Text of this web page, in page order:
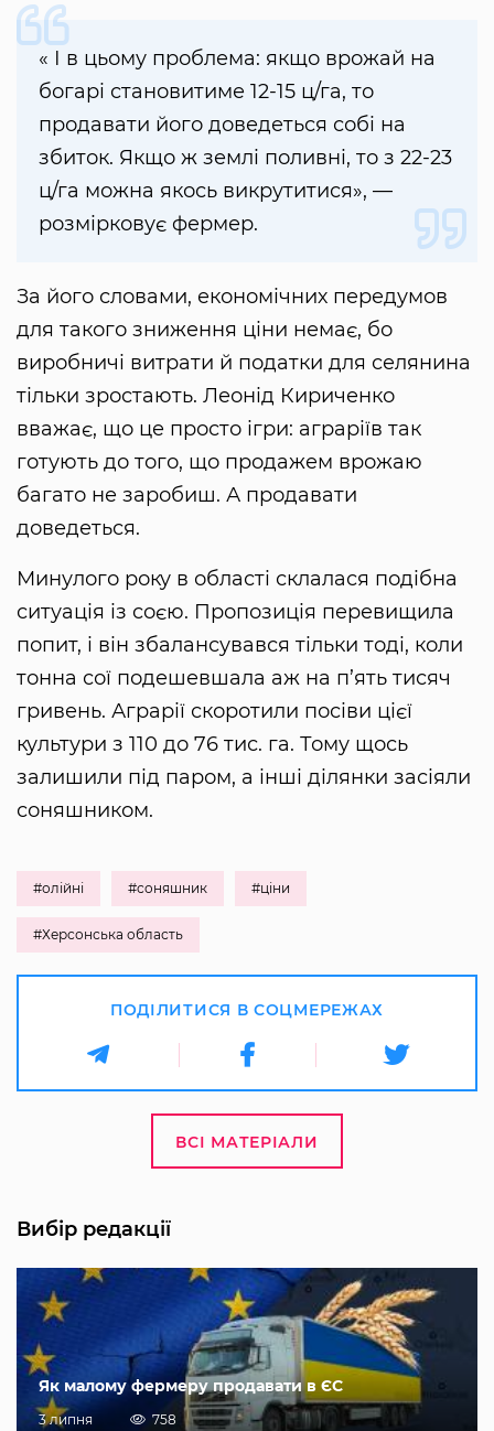
« І в цьому проблема: якщо врожай на
богарі становитиме 12-15 ц/га, то
продавати його доведеться собі на
збиток. Якщо ж землі поливні, то з 22-23
ц/га можна якось викрутитися», —
розмірковує фермер.
За його словами, економічних передумов
для такого зниження ціни немає, бо
виробничі витрати й податки для селянина
тільки зростають. Леонід Кириченко
вважає, що це просто ігри: аграріїв так
готують до того, що продажем врожаю
багато не заробиш. А продавати
доведеться.
Минулого року в області склалася подібна
ситуація із соєю. Пропозиція перевищила
попит, і він збалансувався тільки тоді, коли
тонна сої подешевшала аж на п’ять тисяч
гривень. Аграрії скоротили посіви цієї
культури з 110 до 76 тис. га. Тому щось
залишили під паром, а інші ділянки засіяли
соняшником.
#олійні #соняшник #ціни
#Херсонська область
ПОДІЛИТИСЯ В СОЦМЕРЕЖАХ
ВСІ МАТЕРІАЛИ
Вибір редакції
Як малому фермеру продавати в ЄС
3 липня 758